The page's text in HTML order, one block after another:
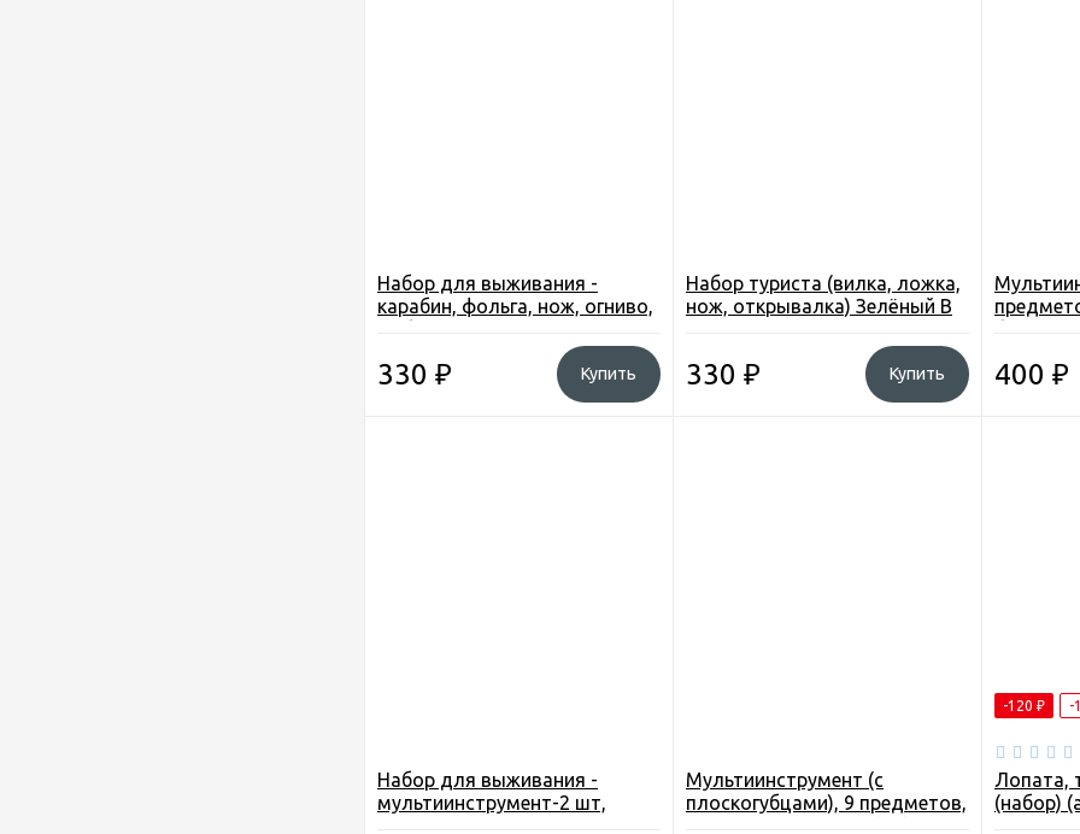
Набор для выживания -
карабин, фольга, нож, огниво,
трут, вертлюги(YD-5)
330 ₽ Купить
Набор туриста (вилка, ложка,
нож, открывалка) Зелёный В
330 ₽ Купить 400 ₽
Набор для выживания -
мультиинструмент-2 шт,
Мультиинструмент (с
плоскогубцами), 9 предметов,
-120 ₽ -
Лопата,
(набор)